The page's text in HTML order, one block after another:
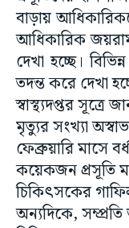
বাড়ায়
আধিকারিক
দেখা হচ্ছে।
তদন্ত করে দেখা
স্বাস্থ্যদপ্তর
মৃত্যুর সংখ্যা
ফেব্রুয়ারি মাসে
কয়েকজন প্রসূতি
চিকিৎসকের
অন্যদিকে,